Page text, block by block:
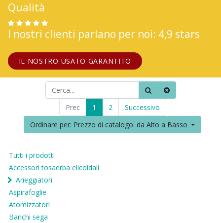
Qualità
I nostri clienti parlano per noi: 4,9 stars
IL NOSTRO USATO GARANTITO
Prec 1 2
Successivo
Ordinare per: Prezzo di catalogo: da Alto a Basso
Tutti i prodotti
Accessori tosaerba elicoidali
Arieggiatori
Aspirafoglie
Atomizzatori
Banchi sega